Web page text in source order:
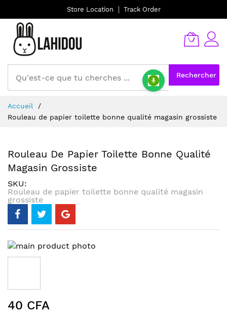
Store Location Track Order
Rechercher
au
contenu
Accueil
Rouleau de papier toilette bonne qualité magasin grossiste
Rouleau De Papier Toilette Bonne Qualité
Magasin Grossiste
SKU
Rouleau de papier toilette bonne qualité magasin
grossiste
Skip
to
of
the
images
to
40 CFA